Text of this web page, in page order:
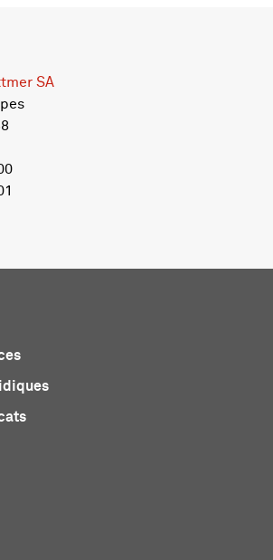
SA